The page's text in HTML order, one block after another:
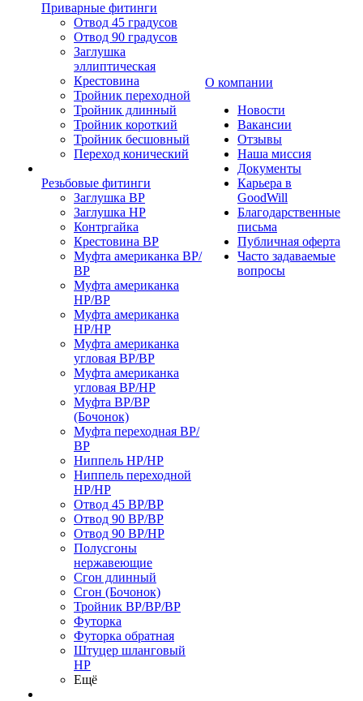
Приварные фитинги
Отвод 45 градусов
Отвод 90 градусов
Заглушка
эллиптическая
Крестовина
Тройник переходной
Тройник длинный
Тройник короткий
Тройник бесшовный
Переход конический
Резьбовые фитинги
Заглушка ВР
Заглушка НР
Контргайка
Крестовина ВР
Муфта американка ВР/
ВР
Муфта американка
НР/ВР
Муфта американка
НР/НР
Муфта американка
угловая ВР/ВР
Муфта американка
угловая ВР/НР
Муфта ВР/ВР
(Бочонок)
Муфта переходная ВР/
ВР
Ниппель НР/НР
Ниппель переходной
НР/НР
Отвод 45 ВР/ВР
Отвод 90 ВР/ВР
Отвод 90 ВР/НР
Полусгоны
нержавеющие
Сгон длинный
Сгон (Бочонок)
Тройник ВР/ВР/ВР
Футорка
Футорка обратная
Штуцер шланговый
НР
Ещё
О компании
Новости
Вакансии
Отзывы
Наша миссия
Документы
Карьера в
GoodWill
Благодарственные
письма
Публичная оферта
Часто задаваемые
вопросы